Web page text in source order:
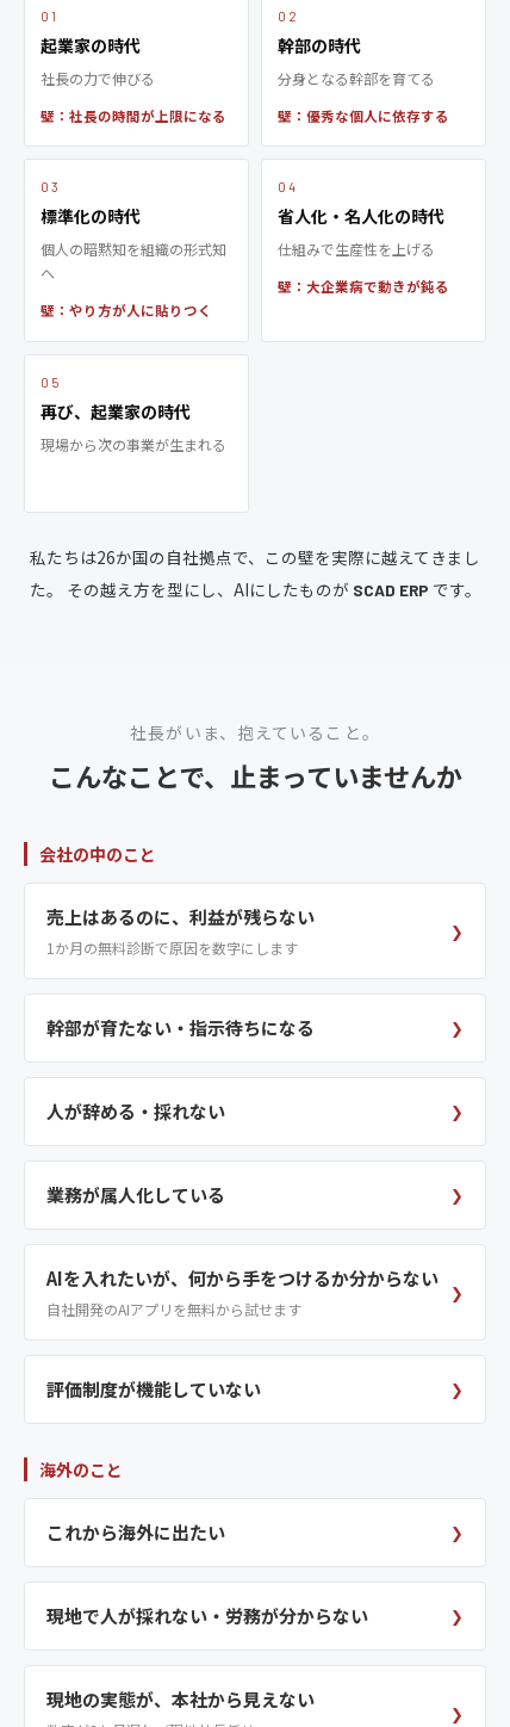
01
起業家の時代
社長の力で伸びる
壁：社長の時間が上限になる
02
幹部の時代
分身となる幹部を育てる
壁：優秀な個人に依存する
03
標準化の時代
個人の暗黙知を組織の形式知
へ
壁：やり方が人に貼りつく
04
省人化・名人化の時代
仕組みで生産性を上げる
壁：大企業病で動きが鈍る
05
再び、起業家の時代
現場から次の事業が生まれる
私たちは26か国の自社拠点で、この壁を実際に越えてきまし
た。
その越え方を型にし、AIにしたものが SCAD ERP です。
社長がいま、抱えていること。
こんなことで、止まっていませんか
会社の中のこと
売上はあるのに、利益が残らない
1か月の無料診断で原因を数字にします
❯
幹部が育たない・指示待ちになる ❯
人が辞める・採れない ❯
業務が属人化している ❯
AIを入れたいが、何から手をつけるか分からない
自社開発のAIアプリを無料から試せます
❯
評価制度が機能していない ❯
海外のこと
これから海外に出たい ❯
現地で人が採れない・労務が分からない ❯
現地の実態が、本社から見えない
❯